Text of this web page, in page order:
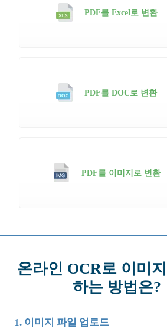
PDF를 Excel로 변환
PDF를 DOC로 변환
PDF를 이미지로 변환
온라인 OCR로 이미
하는 방법은?
1. 이미지 파일 업로드